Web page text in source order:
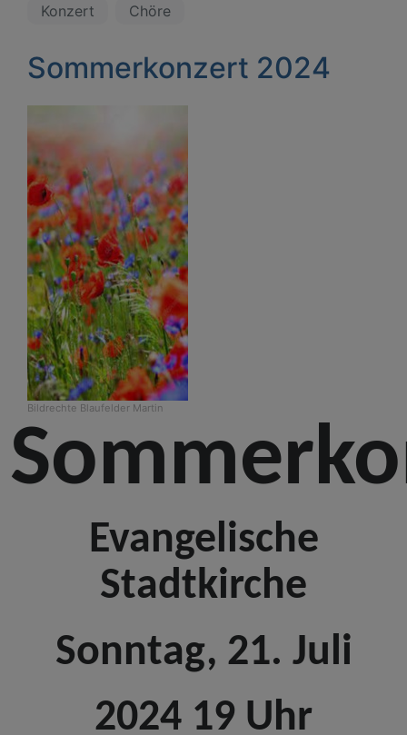
Konzert Chöre
Sommerkonzert 2024
Bildrechte Blaufelder Martin
Evangelische
Stadtkirche
Sonntag, 21. Juli
2024 19 Uhr